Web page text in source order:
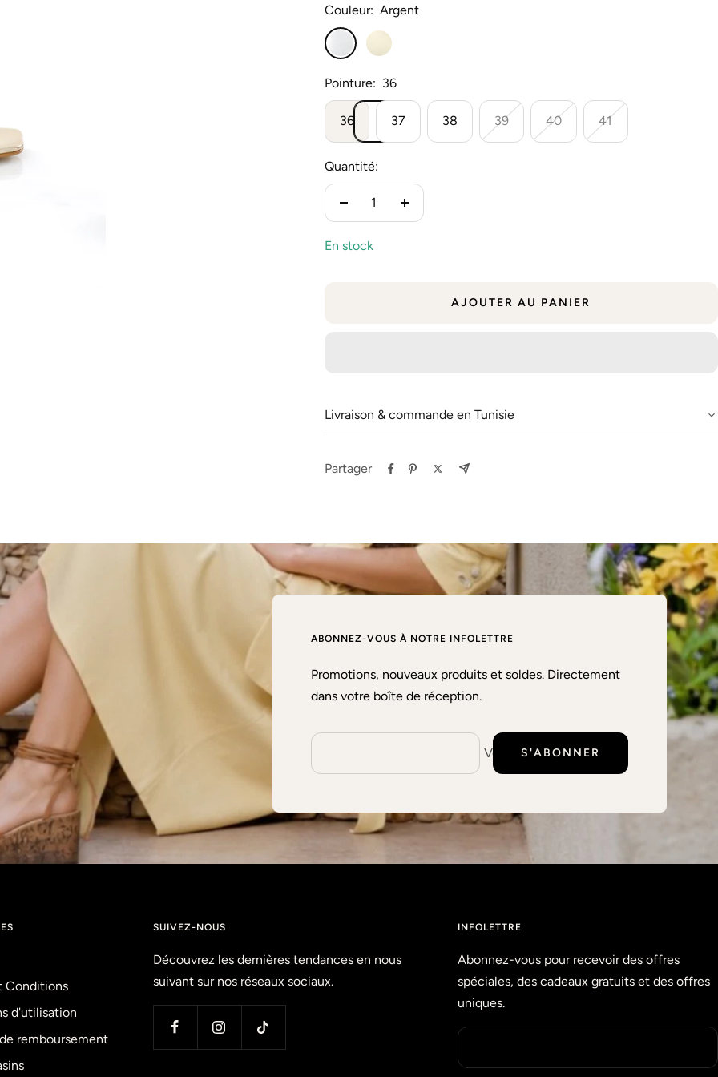
Couleur: Argent
Argent Dore
Pointure: 36
36 37 38 39 40 41
Quantité:
quantité
Augmenter
En stock
AJOUTER AU PANIER
Livraison & commande en Tunisie
Partager
ABONNEZ-VOUS À NOTRE INFOLETTRE
Promotions, nouveaux produits et soldes. Directement
dans votre boîte de réception.
Votre e-mailS'ABONNER
Conditions
d'utilisation
remboursement
SUIVEZ-NOUS
Découvrez les dernières tendances en nous
suivant sur nos réseaux sociaux.
INFOLETTRE
Abonnez-vous pour recevoir des offres
spéciales, des cadeaux gratuits et des offres
uniques.